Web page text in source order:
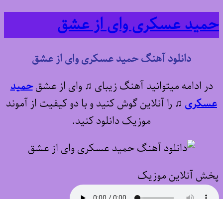
حمید عسکری وای از عشق
دانلود آهنگ حمید عسکری وای از عشق
در ادامه میتوانید آهنگ زیبای ♫ وای از عشقحمید
عسکری ♫ را آنلاین گوش کنید و با دو کیفیت از آموند
موزیک دانلود کنید.
پخش آنلاین موزیک